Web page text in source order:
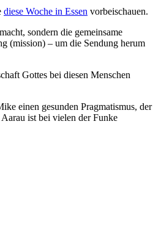
diese Woche in Essen vorbeischauen.
sondern die gemeinsame
(mission) – um die Sendung herum
Gottes bei diesen Menschen
einen gesunden Pragmatismus, der
ist bei vielen der Funke